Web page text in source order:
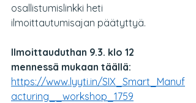
osallistumislinkki heti
ilmoittautumisajan päätyttyä.
Ilmoittauduthan 9.3. klo 12
mennessä mukaan täällä:
https://www.lyyti.in/SIX_Smart_Manuf
acturing__workshop_1759